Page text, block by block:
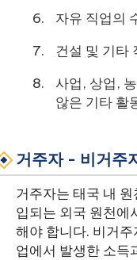
자유 직업의
건설 및 기타
사업, 상업,
않은 기타 활
거주자 - 비거주
거주자는 태국 내
입되는 외국 원천에
해야 합니다. 비거
업에서 발생한 소득